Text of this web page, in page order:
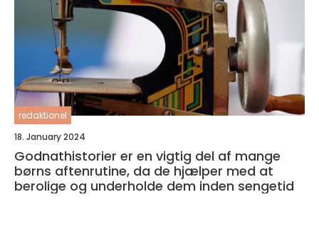
redaktionel
18. January 2024
Godnathistorier er en vigtig del af mange
børns aftenrutine, da de hjælper med at
berolige og underholde dem inden sengetid